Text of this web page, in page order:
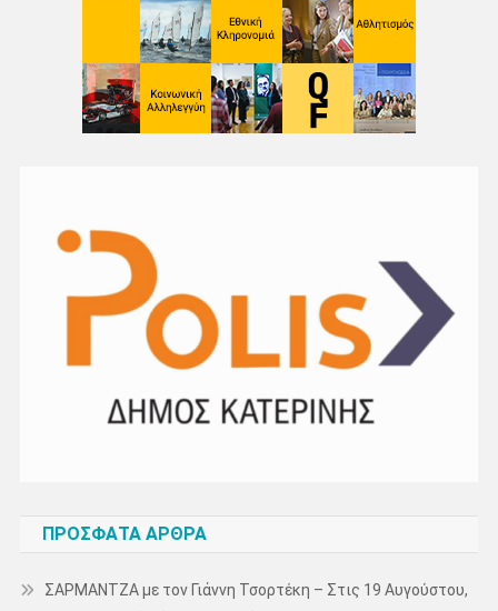
ΠΡΌΣΦΑΤΑ ΆΡΘΡΑ
ΣΑΡΜΑΝΤΖΑ με τον Γιάννη Τσορτέκη – Στις 19 Αυγούστου,